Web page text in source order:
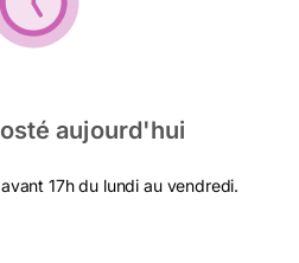
aujourd'hui
17h du lundi au vendredi.